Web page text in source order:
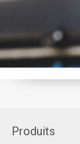
Produits